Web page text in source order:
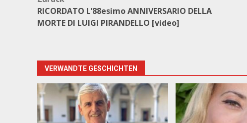
RICORDATO L’88esimo ANNIVERSARIO DELLA
MORTE DI LUIGI PIRANDELLO [video]
VERWANDTE GESCHICHTEN